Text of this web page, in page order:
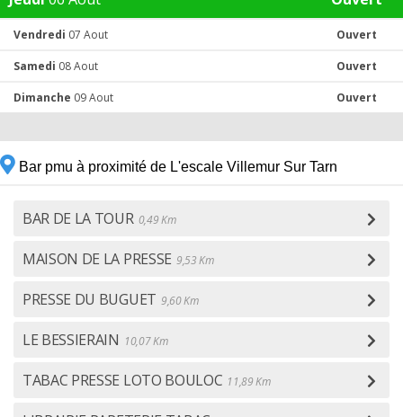
Vendredi 07 Aout Ouvert
Samedi 08 Aout Ouvert
Dimanche 09 Aout Ouvert
Bar pmu à proximité de L'escale Villemur Sur Tarn
BAR DE LA TOUR 0,49 Km
MAISON DE LA PRESSE 9,53 Km
PRESSE DU BUGUET 9,60 Km
LE BESSIERAIN 10,07 Km
TABAC PRESSE LOTO BOULOC 11,89 Km